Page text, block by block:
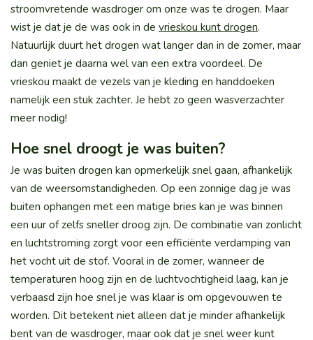
stroomvretende wasdroger om onze was te drogen. Maar
wist je dat je de was ook in de vrieskou kunt drogen.
Natuurlijk duurt het drogen wat langer dan in de zomer, maar
dan geniet je daarna wel van een extra voordeel. De
vrieskou maakt de vezels van je kleding en handdoeken
namelijk een stuk zachter. Je hebt zo geen wasverzachter
meer nodig!
Hoe snel droogt je was buiten?
Je was buiten drogen kan opmerkelijk snel gaan, afhankelijk
van de weersomstandigheden. Op een zonnige dag je was
buiten ophangen met een matige bries kan je was binnen
een uur of zelfs sneller droog zijn. De combinatie van zonlicht
en luchtstroming zorgt voor een efficiënte verdamping van
het vocht uit de stof. Vooral in de zomer, wanneer de
temperaturen hoog zijn en de luchtvochtigheid laag, kan je
verbaasd zijn hoe snel je was klaar is om opgevouwen te
worden. Dit betekent niet alleen dat je minder afhankelijk
bent van de wasdroger, maar ook dat je snel weer kunt